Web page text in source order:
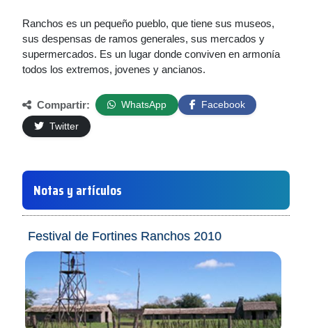
Ranchos es un pequeño pueblo, que tiene sus museos,
sus despensas de ramos generales, sus mercados y
supermercados. Es un lugar donde conviven en armonía
todos los extremos, jovenes y ancianos.
Compartir: WhatsApp
Facebook
Twitter
Notas y artículos
Festival de Fortines Ranchos 2010